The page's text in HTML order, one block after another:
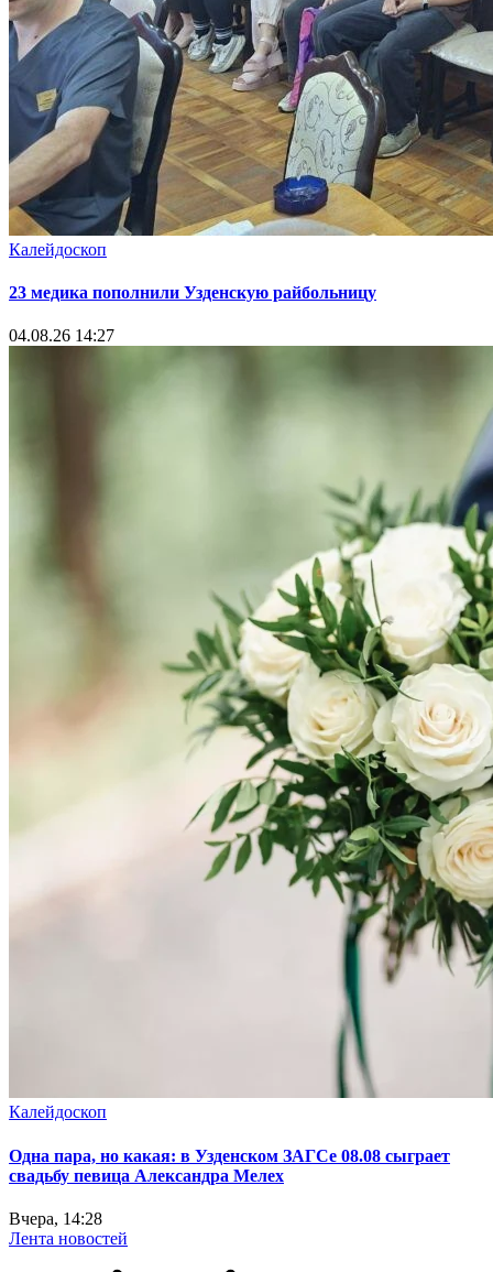
Калейдоскоп
23 медика пополнили Узденскую райбольницу
04.08.26 14:27
Калейдоскоп
Одна пара, но какая: в Узденском ЗАГСе 08.08 сыграет
свадьбу певица Александра Мелех
Вчера, 14:28
Лента новостей